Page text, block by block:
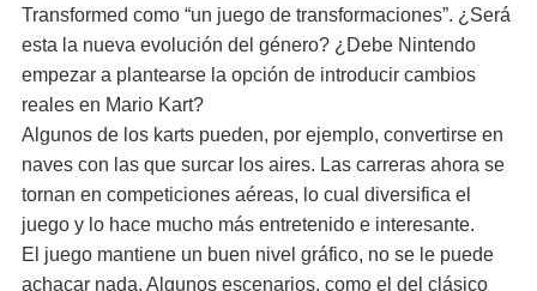
Transformed como “un juego de transformaciones”. ¿Será
esta la nueva evolución del género? ¿Debe Nintendo
empezar a plantearse la opción de introducir cambios
reales en Mario Kart?
Algunos de los karts pueden, por ejemplo, convertirse en
naves con las que surcar los aires. Las carreras ahora se
tornan en competiciones aéreas, lo cual diversifica el
juego y lo hace mucho más entretenido e interesante.
El juego mantiene un buen nivel gráfico, no se le puede
achacar nada. Algunos escenarios, como el del clásico